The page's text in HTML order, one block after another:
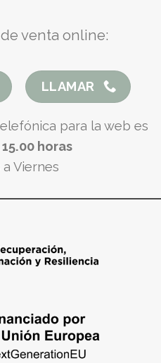
venta online:
LLAMAR
para la web es
horas
Viernes